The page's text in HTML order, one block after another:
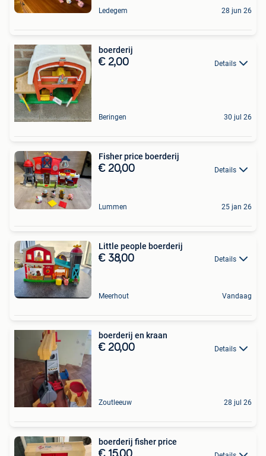
Ledegem 28 jun 26
boerderij
€ 2,00 Details
Beringen 30 jul 26
Fisher price boerderij
€ 20,00 Details
Lummen 25 jan 26
Little people boerderij
€ 38,00 Details
Meerhout Vandaag
boerderij en kraan
€ 20,00 Details
Zoutleeuw 28 jul 26
boerderij fisher price